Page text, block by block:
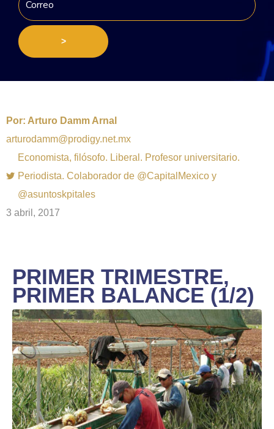
>
Por: Arturo Damm Arnal
arturodamm@prodigy.net.mx
Economista, filósofo. Liberal. Profesor universitario.
Periodista. Colaborador de @CapitalMexico y
@asuntoskpitales
3 abril, 2017
PRIMER TRIMESTRE,
PRIMER BALANCE (1/2)